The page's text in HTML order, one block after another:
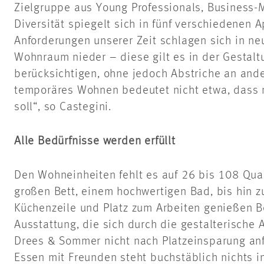
Zielgruppe aus Young Professionals,
Diversität spiegelt sich in fünf verschiedenen
Anforderungen unserer Zeit schlagen sich in
Wohnraum nieder ­– diese gilt es in der
berücksichtigen, ohne jedoch Abstriche an
temporäres Wohnen bedeutet nicht etwa, dass
soll“, so Castegini.
Alle Bedürfnisse werden erfüllt
Den Wohneinheiten fehlt es auf 26 bis 108
großen Bett, einem hochwertigen Bad, bis hin
Küchenzeile und Platz zum Arbeiten genießen
Ausstattung, die sich durch die gestalterische
Drees & Sommer nicht nach Platzeinsparung
Essen mit Freunden steht buchstäblich nichts